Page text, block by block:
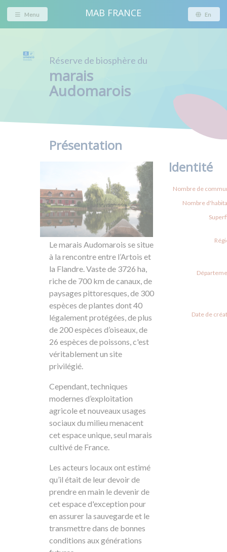
Menu MAB FRANCE En
Réserve de biosphère du
marais
Audomarois
Présentation
Le marais Audomarois se situe
à la rencontre entre l’Artois et
la Flandre. Vaste de 3726 ha,
riche de 700 km de canaux, de
paysages pittoresques, de 300
espèces de plantes dont 40
légalement protégées, de plus
de 200 espèces d’oiseaux, de
26 espèces de poissons, c'est
véritablement un site
privilégié.
Cependant, techniques
modernes d’exploitation
agricole et nouveaux usages
sociaux du milieu menacent
cet espace unique, seul marais
cultivé de France.
Les acteurs locaux ont estimé
qu’il était de leur devoir de
prendre en main le devenir de
cet espace d'exception pour
en assurer la sauvegarde et le
transmettre dans de bonnes
conditions aux générations
Identité
Nombre de
Nombre
Date de